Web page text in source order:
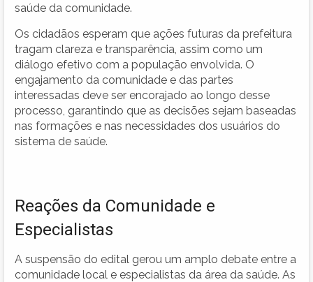
saúde da comunidade.
Os cidadãos esperam que ações futuras da prefeitura
tragam clareza e transparência, assim como um
diálogo efetivo com a população envolvida. O
engajamento da comunidade e das partes
interessadas deve ser encorajado ao longo desse
processo, garantindo que as decisões sejam baseadas
nas formações e nas necessidades dos usuários do
sistema de saúde.
Reações da Comunidade e
Especialistas
A suspensão do edital gerou um amplo debate entre a
comunidade local e especialistas da área da saúde. As